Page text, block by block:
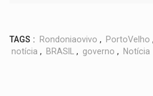
TAGS : Rondoniaovivo , PortoVelho ,
notícia , BRASIL , governo , Notícia